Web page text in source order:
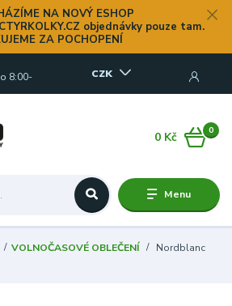
NA NOVÝ ESHOP
objednávky pouze tam.
ZA POCHOPENÍ
Menu
CZK
8:00-
0
0 Kč
VOLNOČASOVÉ OBLEČENÍ
Nordblanc